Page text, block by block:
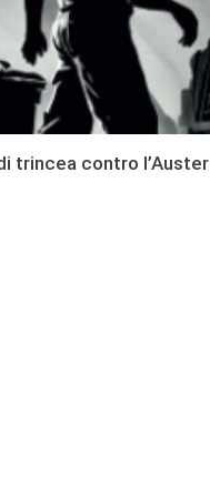
trincea contro